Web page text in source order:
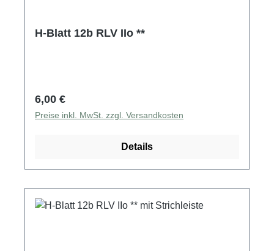
H-Blatt 12b RLV IIo **
Regulärer Preis:
6,00 €
Preise inkl. MwSt. zzgl. Versandkosten
Details